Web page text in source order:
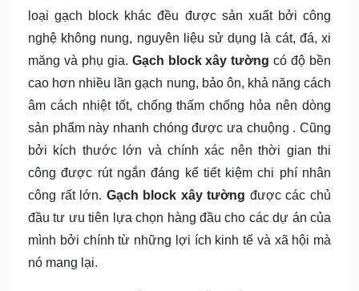
loại gạch block khác đều được sản xuất bởi công
nghệ không nung, nguyên liệu sử dụng là cát, đá, xi
măng và phụ gia. Gạch block xây tường có độ bền
cao hơn nhiều lần gạch nung, bảo ôn, khả năng cách
âm cách nhiệt tốt, chống thấm chống hỏa nên dòng
sản phẩm này nhanh chóng được ưa chuộng . Cũng
bởi kích thước lớn và chính xác nên thời gian thi
công được rút ngắn đáng kể tiết kiệm chi phí nhân
công rất lớn. Gạch block xây tường được các chủ
đầu tư ưu tiên lựa chọn hàng đầu cho các dự án của
mình bởi chính từ những lợi ích kinh tế và xã hội mà
nó mang lại.